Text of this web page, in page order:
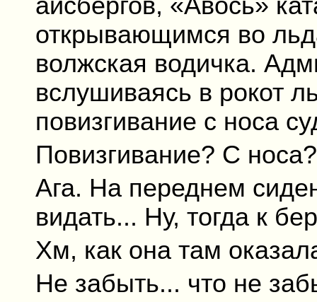
айсбергов, «Авось»
открывающимся во
волжская водичка.
вслушиваясь в рокот
повизгивание с носа
Повизгивание? С
Ага. На переднем
видать... Ну, тогда к
Хм, как она там
Не забыть... что не